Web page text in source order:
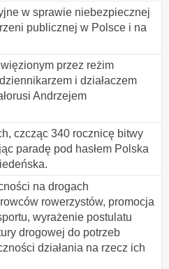
w sprawie niebezpiecznej
publicznej w Polsce i na
przez reżim
i działaczem
Andrzejem
czcząc 340 rocznicę bitwy
paradę pod hasłem Polska
na drogach
rowerzystów, promocja
wyrażenie postulatu
drogowej do potrzeb
działania na rzecz ich